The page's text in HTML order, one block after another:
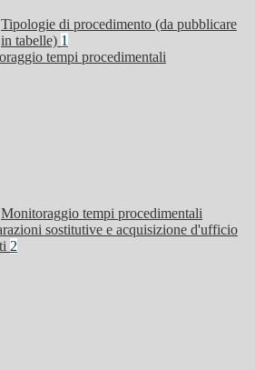
Tipologie di procedimento (da pubblicare
in tabelle) 1
tempi procedimentali
Monitoraggio tempi procedimentali
sostitutive e acquisizione d'ufficio
2